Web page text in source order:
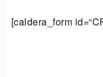
[caldera_form